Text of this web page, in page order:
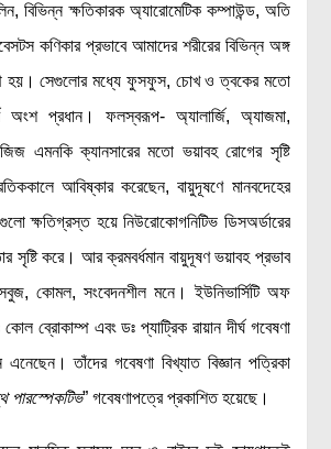
বিভিন্ন ক্ষতিকারক অ্যারোমেটিক কম্পাউন্ড, অতি
কণিকার প্রভাবে আমাদের শরীরের বিভিন্ন অঙ্গ
হয়। সেগুলোর মধ্যে ফুসফুস, চোখ ও ত্বকের মতো
অংশ প্রধান। ফলস্বরূপ- অ্যালার্জি, অ্যাজমা,
এমনকি ক্যানসারের মতো ভয়াবহ রোগের সৃষ্টি
আবিষ্কার করেছেন, বায়ুদূষণে মানবদেহের
ক্ষতিগ্রস্ত হয়ে নিউরোকোগনিটিভ ডিসঅর্ডারের
সৃষ্টি করে। আর ক্রমবর্ধমান বায়ুদূষণ ভয়াবহ প্রভাব
কোমল, সংবেদনশীল মনে। ইউনিভার্সিটি অফ
কোল ব্রোকাম্প এবং ডঃ প্যাট্রিক রায়ান দীর্ঘ গবেষণা
তাঁদের গবেষণা বিখ্যাত বিজ্ঞান পত্রিকা
পারস্পেকটিভ” গবেষণাপত্রে প্রকাশিত হয়েছে।